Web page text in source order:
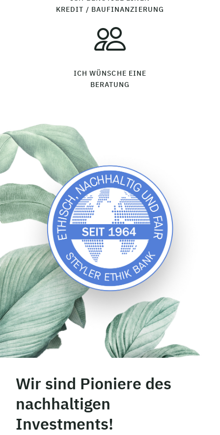
KREDIT / BAUFINANZIERUNG
ICH WÜNSCHE EINE
BERATUNG
Wir sind Pioniere des
nachhaltigen
Investments!